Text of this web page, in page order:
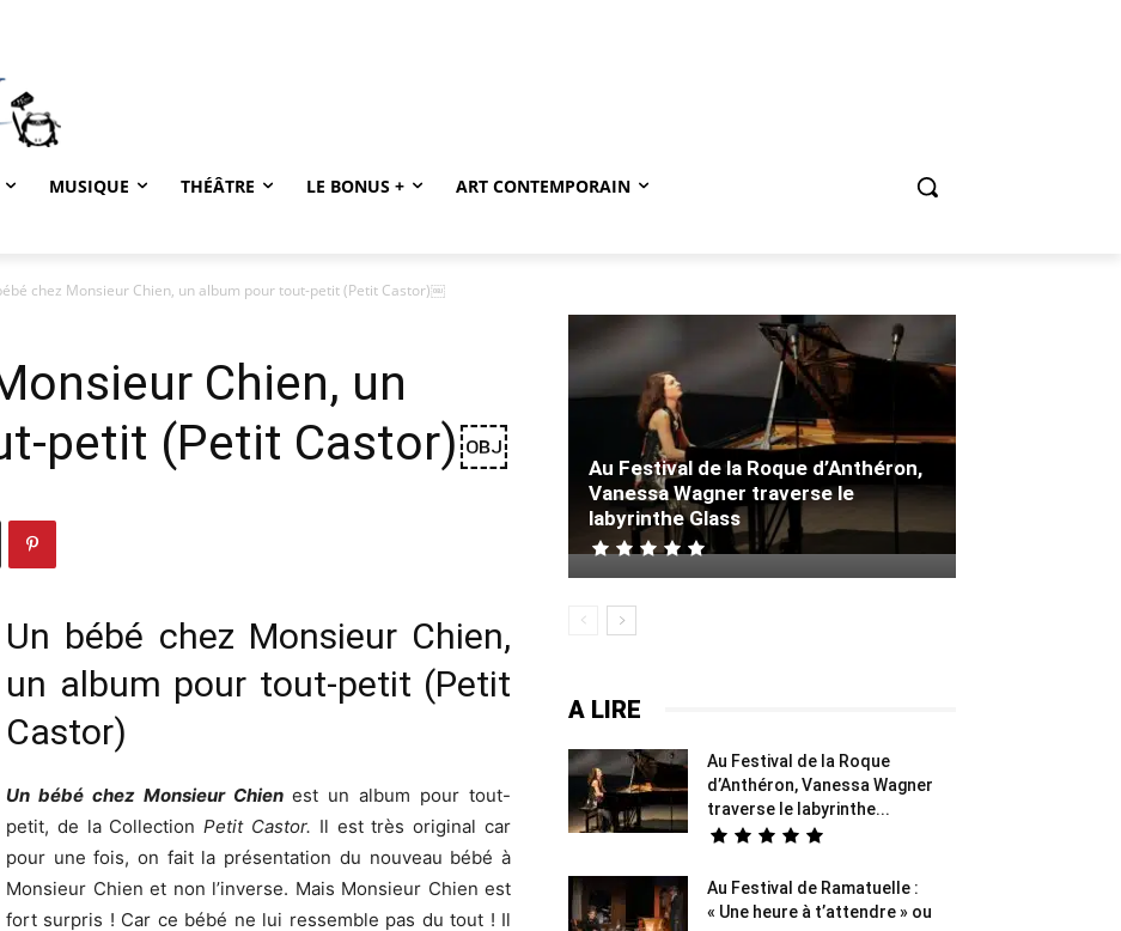
MUSIQUE THÉÂTRE LE BONUS + ART CONTEMPORAIN
chez Monsieur Chien, un album pour tout-petit (Petit Castor)￼
Chien, un
petit (Petit Castor)￼
Un bébé chez Monsieur Chien,
un album pour tout-petit (Petit
Castor)
Un bébé chez Monsieur Chienest un album pour tout-
petit, de la CollectionPetit Castor. Il est très original car
pour une fois, on fait la présentation du nouveau bébé à
Monsieur Chien et non l’inverse. Mais Monsieur Chien est
fort surpris ! Car ce bébé ne lui ressemble pas du tout ! Il
Au Festival de la Roque d’Anthéron,
Vanessa Wagner traverse le
labyrinthe Glass
A LIRE
Au Festival de la Roque
d’Anthéron, Vanessa Wagner
traverse le labyrinthe...
Au Festival de Ramatuelle :
« Une heure à t’attendre » ou